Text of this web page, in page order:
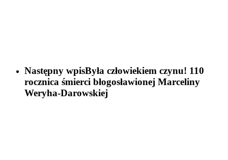
Następny wpisByła człowiekiem czynu! 110
rocznica śmierci błogosławionej Marceliny
Weryha-Darowskiej